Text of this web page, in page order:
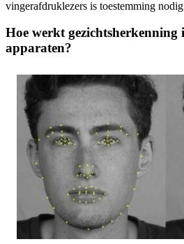
vingerafdruklezers is toestemming
Hoe werkt
apparaten?